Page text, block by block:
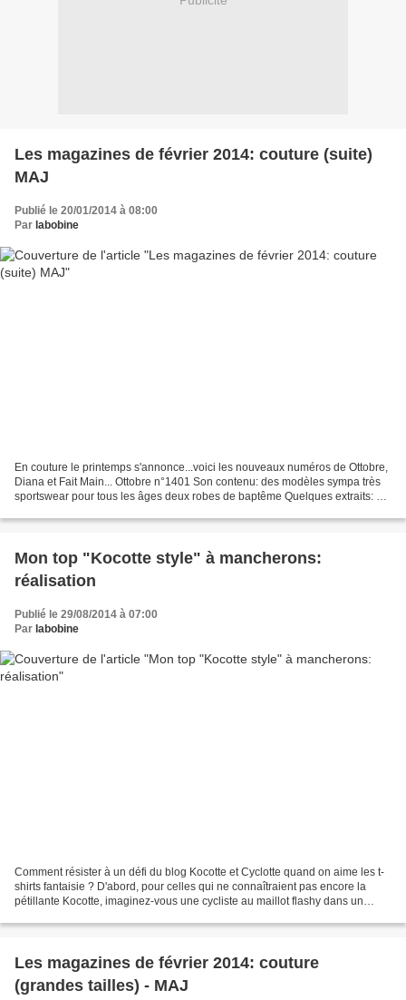
Les magazines de février 2014: couture (suite)
MAJ
Publié le 20/01/2014 à 08:00
Par labobine
En couture le printemps s'annonce...voici les nouveaux numéros de Ottobre,
Diana et Fait Main... Ottobre n°1401 Son contenu: des modèles sympa très
sportswear pour tous les âges deux robes de baptême Quelques extraits: on
Mon top "Kocotte style" à mancherons:
réalisation
Publié le 29/08/2014 à 07:00
Par labobine
Comment résister à un défi du blog Kocotte et Cyclotte quand on aime les t-
shirts fantaisie ? D'abord, pour celles qui ne connaîtraient pas encore la
pétillante Kocotte, imaginez-vous une cycliste au maillot flashy dans un
Les magazines de février 2014: couture
(grandes tailles) - MAJ